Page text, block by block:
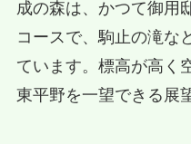
成の森は、かつて御用
コースで、駒止の滝な
ています。標高が高く
東平野を一望できる展